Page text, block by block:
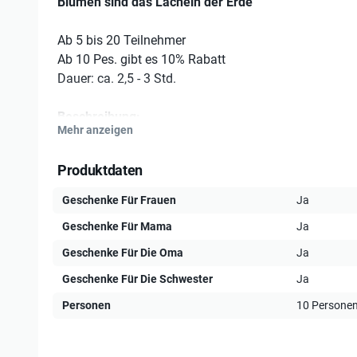
Ab 5 bis 20 Teilnehmer
Ab 10 Pes. gibt es 10% Rabatt
Dauer: ca. 2,5 - 3 Std.
Beschreibung:
Ein floraler Workshop der Einblicke in das Binden von
nach Art im Workshop enthalten
Begrüßungsgetränk
Herstellen eines eigenen Straußes,
Mehr anzeigen
Produktdaten
Geschenke Für Frauen Ja
Geschenke Für Mama Ja
Geschenke Für Die Oma Ja
Geschenke Für Die Schwester Ja
Personen 10 Personen